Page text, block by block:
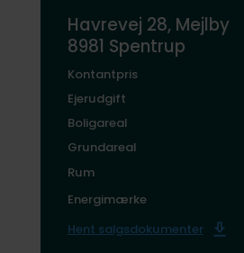
Havrevej 28, Mejlby
8981 Spentrup
Kontantpris
Ejerudgift
Boligareal
Grundareal
Rum
Energimærke
Hent salgsdokumenter